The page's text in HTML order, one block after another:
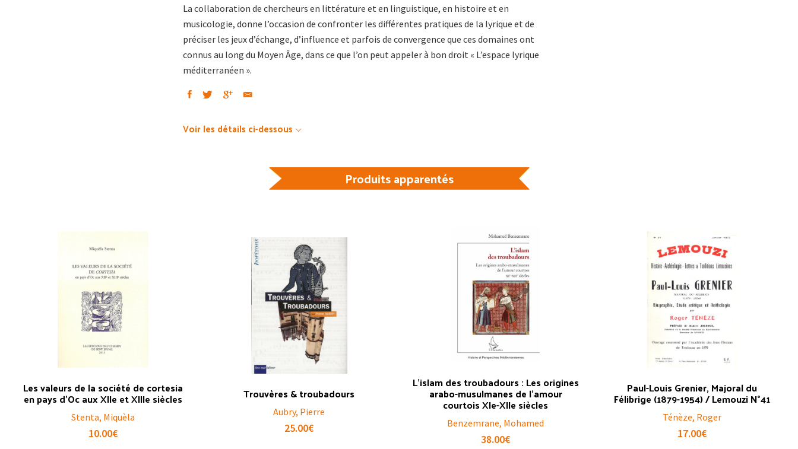
La collaboration de chercheurs en littérature et en linguistique, en histoire et en
musicologie, donne l’occasion de confronter les différentes pratiques de la lyrique et de
préciser les jeux d’échange, d’influence et parfois de convergence que ces domaines ont
connus au long du Moyen Âge, dans ce que l’on peut appeler à bon droit « L’espace lyrique
méditerranéen ».
Voir les détails ci-dessous
Produits apparentés
Les valeurs de la société de cortesia
en pays d’Oc aux XIIe et XIIIe siècles
Stenta, Miquèla
10.00€
Trouvères & troubadours
Aubry, Pierre
25.00€
L’islam des troubadours : Les origines
arabo-musulmanes de l’amour
courtois XIe-XIIe siècles
Benzemrane, Mohamed
38.00€
Paul-Louis Grenier, Majoral du
Félibrige (1879-1954) / Lemouzi N°41
Ténèze, Roger
17.00€